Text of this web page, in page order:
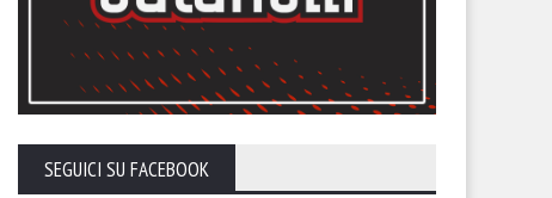
Tutti allo stadio. Il Foggia invita
i suoi tifosi a riempire lo Zac
parlare Gennaro Casillo
SEGUICI SU FACEBOOK